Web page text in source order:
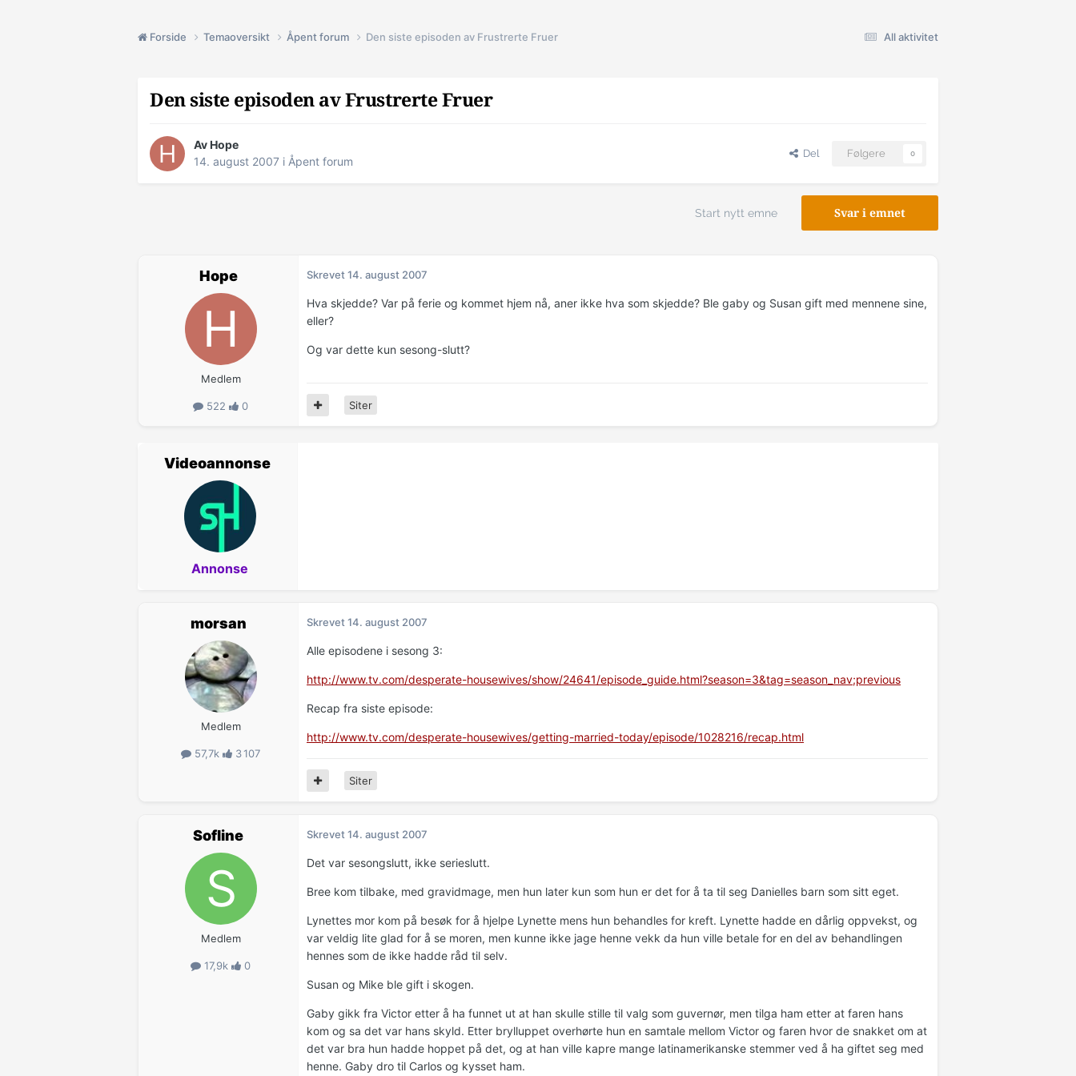
All aktivitet
Forside Temaoversikt Åpent forum Den siste episoden av Frustrerte Fruer
Den siste episoden av Frustrerte Fruer
Av Hope
14. august 2007 i Åpent forum
Del Følgere 0
Svar i emnet
Start nytt emne
Hope
Medlem
522 0
Skrevet14. august 2007
Hva skjedde? Var på ferie og kommet hjem nå, aner ikke hva som skjedde? Ble gaby og Susan gift med mennene sine,
eller?
Og var dette kun sesong-slutt?
Siter
Videoannonse
Annonse
morsan
Medlem
57,7k 3 107
Skrevet14. august 2007
Alle episodene i sesong 3:
http://www.tv.com/desperate-housewives/show/24641/episode_guide.html?season=3&tag=season_nav;previous
Recap fra siste episode:
http://www.tv.com/desperate-housewives/getting-married-today/episode/1028216/recap.html
Siter
Sofline
Medlem
17,9k 0
Skrevet14. august 2007
Det var sesongslutt, ikke serieslutt.
Bree kom tilbake, med gravidmage, men hun later kun som hun er det for å ta til seg Danielles barn som sitt eget.
Lynettes mor kom på besøk for å hjelpe Lynette mens hun behandles for kreft. Lynette hadde en dårlig oppvekst, og
var veldig lite glad for å se moren, men kunne ikke jage henne vekk da hun ville betale for en del av behandlingen
hennes som de ikke hadde råd til selv.
Susan og Mike ble gift i skogen.
Gaby gikk fra Victor etter å ha funnet ut at han skulle stille til valg som guvernør, men tilga ham etter at faren hans
kom og sa det var hans skyld. Etter brylluppet overhørte hun en samtale mellom Victor og faren hvor de snakket om at
det var bra hun hadde hoppet på det, og at han ville kapre mange latinamerikanske stemmer ved å ha giftet seg med
henne. Gaby dro til Carlos og kysset ham.